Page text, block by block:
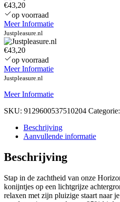
€43,20
op voorraad
Meer Informatie
Justpleasure.nl
€43,20
op voorraad
Meer Informatie
Justpleasure.nl
Meer Informatie
SKU: 9129600537510204 Categorie:
Beschrijving
Aanvullende informatie
Beschrijving
Stap in de zachtheid van onze
konijntjes op een lichtgrijze
relaxen met zijn pluizige staart naar